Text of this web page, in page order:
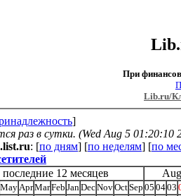
При
Lib.ru/
]
раз в сутки. (Wed Aug 5 01:20:10
: [по дням] [по неделям] [по
последние 12 месяцев Aug
May AprMarFeb Jan DecNovOctSep 05 0403